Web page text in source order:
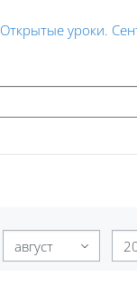
Открытые уроки.
Год